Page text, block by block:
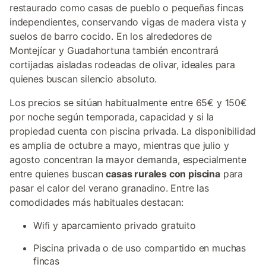
restaurado como casas de pueblo o pequeñas fincas
independientes, conservando vigas de madera vista y
suelos de barro cocido. En los alrededores de
Montejícar y Guadahortuna también encontrará
cortijadas aisladas rodeadas de olivar, ideales para
quienes buscan silencio absoluto.
Los precios se sitúan habitualmente entre 65€ y 150€
por noche según temporada, capacidad y si la
propiedad cuenta con piscina privada. La disponibilidad
es amplia de octubre a mayo, mientras que julio y
agosto concentran la mayor demanda, especialmente
entre quienes buscancasas rurales con piscinapara
pasar el calor del verano granadino. Entre las
comodidades más habituales destacan:
Wifi y aparcamiento privado gratuito
Piscina privada o de uso compartido en muchas
fincas